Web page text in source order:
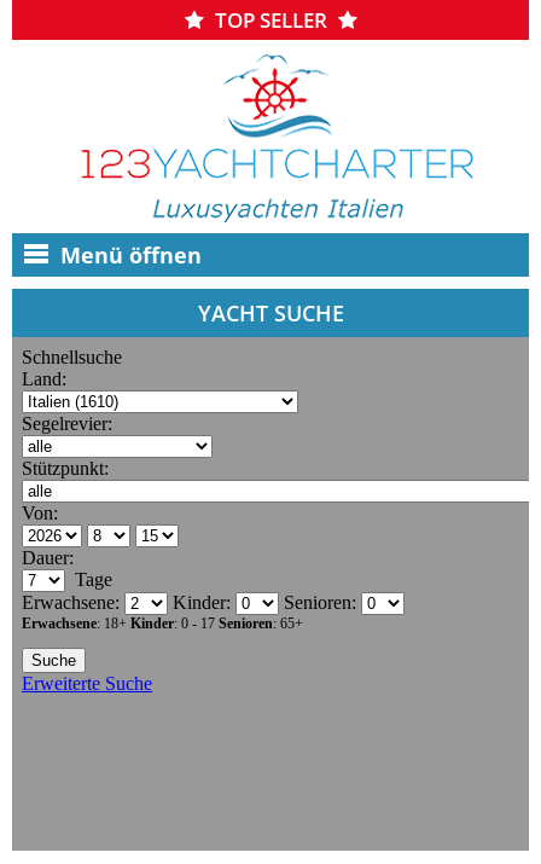
TOP SELLER
Menü öffnen
YACHT SUCHE